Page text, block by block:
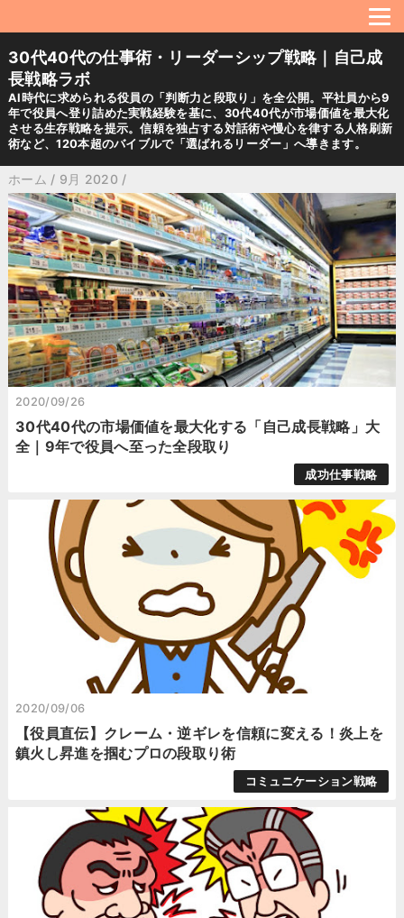
30代40代の仕事術・リーダーシップ戦略｜自己成
長戦略ラボ
AI時代に求められる役員の「判断力と段取り」を全公開。平社員から9
年で役員へ登り詰めた実戦経験を基に、30代40代が市場価値を最大化
させる生存戦略を提示。信頼を独占する対話術や慢心を律する人格刷新
術など、120本超のバイブルで「選ばれるリーダー」へ導きます。
ホーム / 9月 2020 /
2020/09/26
30代40代の市場価値を最大化する「自己成長戦略」大
全｜9年で役員へ至った全段取り
成功仕事戦略
2020/09/06
【役員直伝】クレーム・逆ギレを信頼に変える！炎上を
鎮火し昇進を掴むプロの段取り術
コミュニケーション戦略